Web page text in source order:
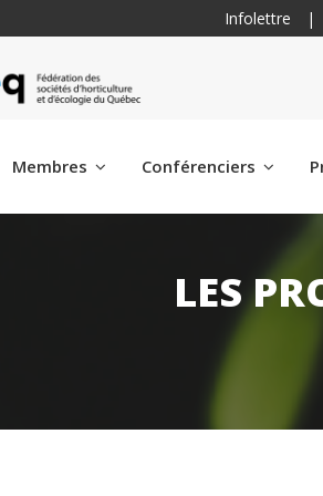
Infolettre |
Membres Conférenciers
LES